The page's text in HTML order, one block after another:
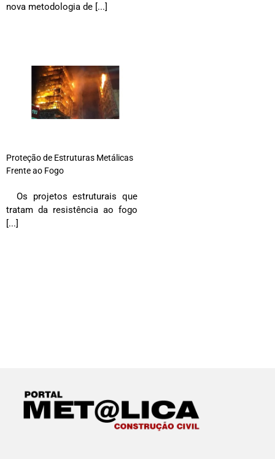
nova metodologia de [...]
Proteção de Estruturas Metálicas
Frente ao Fogo
Os projetos estruturais que
tratam da resistência ao fogo
[...]